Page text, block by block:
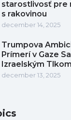
starostlivosť pre
s rakovinou
december 14, 2025
Trumpova
Prímerí v Gaze
Izraelským Tlkom
december 13, 2025